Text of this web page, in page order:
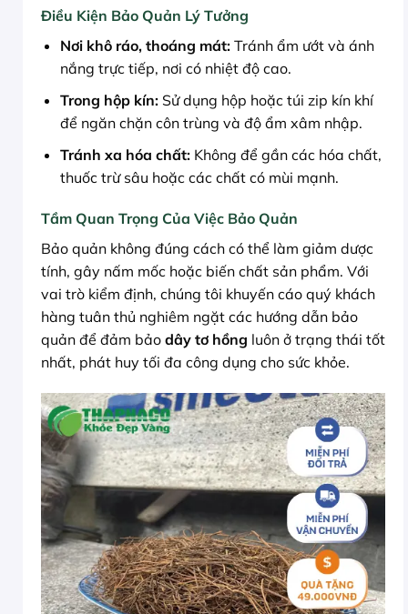
Điều Kiện Bảo Quản Lý Tưởng
Nơi khô ráo, thoáng mát:Tránh ẩm ướt và ánh
nắng trực tiếp, nơi có nhiệt độ cao.
Trong hộp kín:Sử dụng hộp hoặc túi zip kín khí
để ngăn chặn côn trùng và độ ẩm xâm nhập.
Tránh xa hóa chất:Không để gần các hóa chất,
thuốc trừ sâu hoặc các chất có mùi mạnh.
Tầm Quan Trọng Của Việc Bảo Quản
Bảo quản không đúng cách có thể làm giảm dược
tính, gây nấm mốc hoặc biến chất sản phẩm. Với
vai trò kiểm định, chúng tôi khuyến cáo quý khách
hàng tuân thủ nghiêm ngặt các hướng dẫn bảo
quản để đảm bảo dây tơ hồng luôn ở trạng thái tốt
nhất, phát huy tối đa công dụng cho sức khỏe.